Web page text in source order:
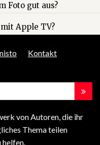
Foto gut aus?
Apple TV?
Kontakt
von Autoren, die ihr
Thema teilen
helfen.